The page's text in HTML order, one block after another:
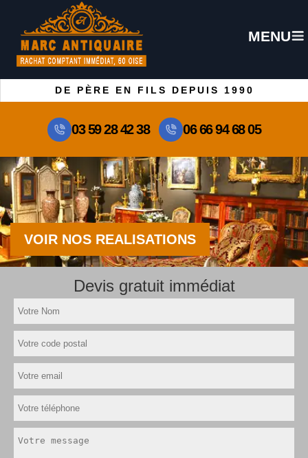
MENU
DE PÈRE EN FILS DEPUIS 1990
03 59 28 42 38 06 66 94 68 05
VOIR NOS REALISATIONS
Devis gratuit immédiat